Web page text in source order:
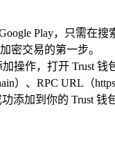
Play，只需在
密交易的第一步。
操作，打开 Trust
）、RPC URL（
添加到你的 Trust 钱